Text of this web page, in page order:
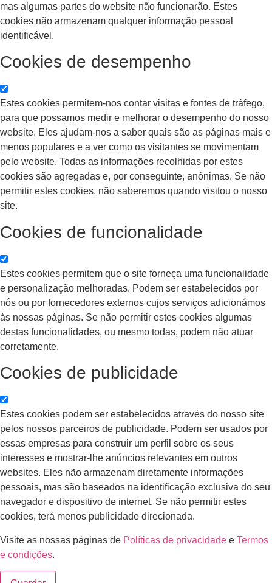
mas algumas partes do website não funcionarão. Estes
cookies não armazenam qualquer informação pessoal
identificável.
Cookies de desempenho
Estes cookies permitem-nos contar visitas e fontes de tráfego,
para que possamos medir e melhorar o desempenho do nosso
website. Eles ajudam-nos a saber quais são as páginas mais e
menos populares e a ver como os visitantes se movimentam
pelo website. Todas as informações recolhidas por estes
cookies são agregadas e, por conseguinte, anónimas. Se não
permitir estes cookies, não saberemos quando visitou o nosso
site.
Cookies de funcionalidade
Estes cookies permitem que o site forneça uma funcionalidade
e personalização melhoradas. Podem ser estabelecidos por
nós ou por fornecedores externos cujos serviços adicionámos
às nossas páginas. Se não permitir estes cookies algumas
destas funcionalidades, ou mesmo todas, podem não atuar
corretamente.
Cookies de publicidade
Estes cookies podem ser estabelecidos através do nosso site
pelos nossos parceiros de publicidade. Podem ser usados por
essas empresas para construir um perfil sobre os seus
interesses e mostrar-lhe anúncios relevantes em outros
websites. Eles não armazenam diretamente informações
pessoais, mas são baseados na identificação exclusiva do seu
navegador e dispositivo de internet. Se não permitir estes
cookies, terá menos publicidade direcionada.
Visite as nossas páginas de Políticas de privacidade e Termos
e condições.